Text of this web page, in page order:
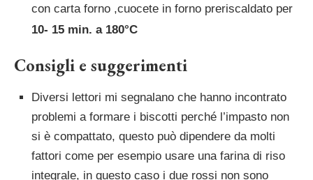
con carta forno ,cuocete in forno preriscaldato per
10- 15 min. a 180°C
Consigli e suggerimenti
Diversi lettori mi segnalano che hanno incontrato
problemi a formare i biscotti perché l’impasto non
si è compattato, questo può dipendere da molti
fattori come per esempio usare una farina di riso
integrale, in questo caso i due rossi non sono